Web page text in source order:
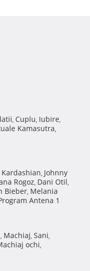
, Cuplu, Iubire,
Kamasutra,
Kardashian, Johnny
Rogoz, Dani Otil,
Bieber, Melania
Antena 1
, Machiaj, Sani,
ochi,